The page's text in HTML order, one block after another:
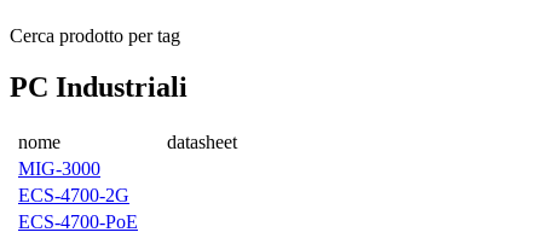
Cerca prodotto per tag
PC Industriali
nome
datasheet
MIG-3000
ECS-4700-2G
ECS-4700-PoE